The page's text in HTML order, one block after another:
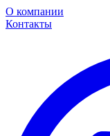
О компании
Контакты